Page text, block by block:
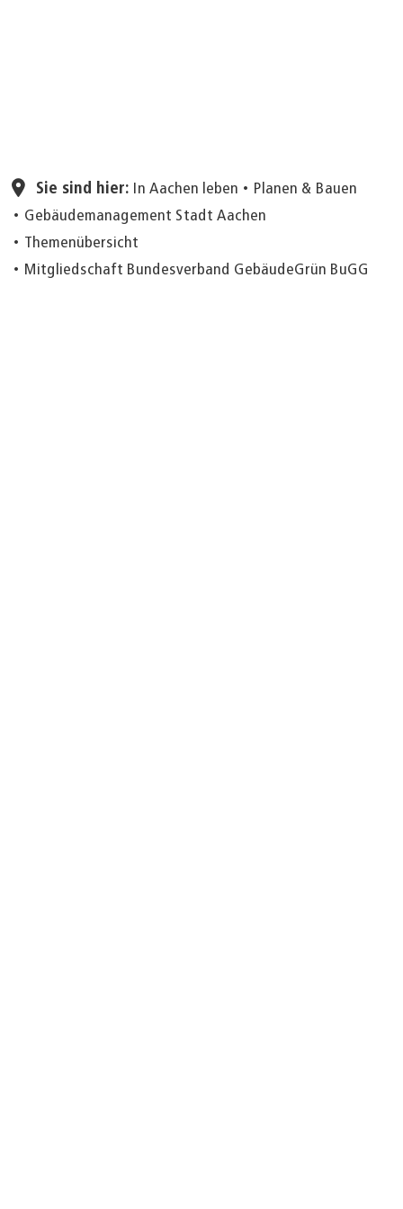
Sie sind hier: In Aachen leben
Planen & Bauen
Gebäudemanagement Stadt Aachen
Themenübersicht
Mitgliedschaft Bundesverband GebäudeGrün BuGG